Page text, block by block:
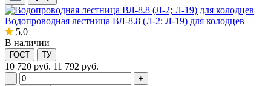
Водопроводная лестница ВЛ-8.8 (Л-2; Л-19) для колодцев
5,0
В наличии
ГОСТ ТУ
10 720 руб. 11 792 руб.
- +